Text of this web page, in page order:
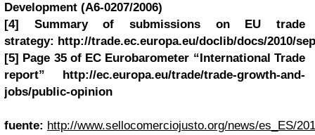
Development (A6-0207/2006)
[4] Summary of submissions on EU trade
strategy: http://trade.ec.europa.eu/doclib/docs/2010/
[5] Page 35 of EC Eurobarometer “International Trade
report” http://ec.europa.eu/trade/trade-growth-and-
jobs/public-opinion
fuente: http://www.sellocomerciojusto.org/news/es_ES/